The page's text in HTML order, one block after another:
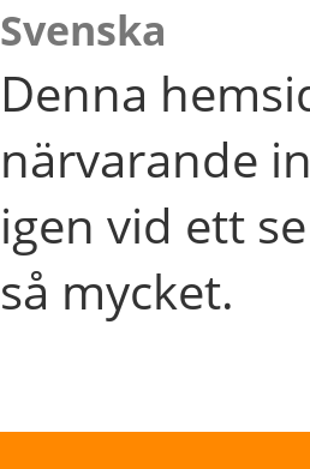
Svenska
Denna
närvarande
igen vid ett
så mycket.